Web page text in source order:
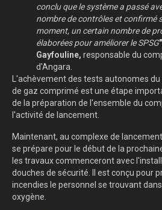
conclu que le système a passé
nombre de contrôles et confirmé
moment, un certain nombre de
élaborées pour améliorer le SPSG
Gayfouline, responsable du
d'Angara.
L'achèvement des tests autonomes
de gaz comprimé est une étape
de la préparation de l'ensemble du
l'activité de lancement.
Maintenant, au complexe de
se prépare pour le début de la
les travaux commenceront avec
douches de sécurité. Il est conçu pour
incendies le personnel se trouvant
oxygène.